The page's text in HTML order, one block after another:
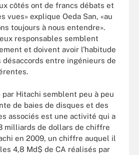
côtés ont de francs débats et
vues» explique Oeda San, «au
toujours à nous entendre».
responsables semblent
et doivent avoir l’habitude
désaccords entre ingénieurs de
Hitachi semblent peu à peu
de baies de disques et des
associés est une activité qui a
milliards de dollars de chiffre
en 2009, un chiffre auquel il
4,8 Md$ de CA réalisés par